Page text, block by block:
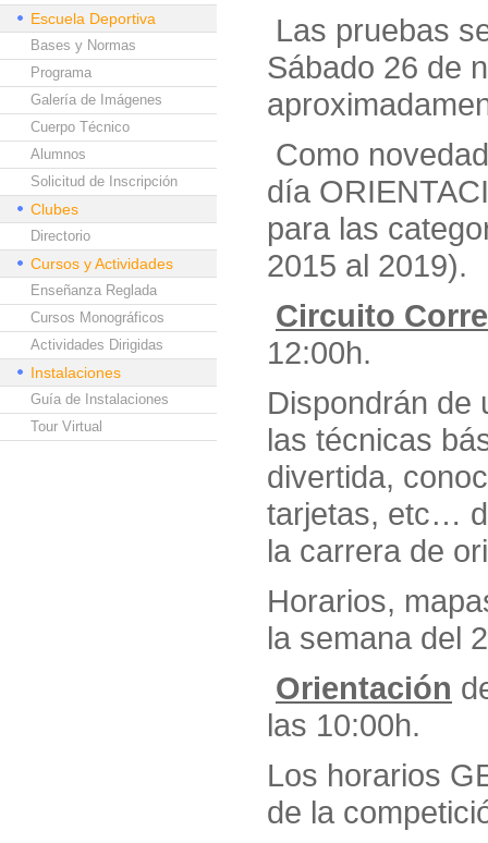
Escuela Deportiva
Bases y Normas
Programa
Galería de Imágenes
Cuerpo Técnico
Alumnos
Solicitud de Inscripción
Clubes
Directorio
Cursos y Actividades
Enseñanza Reglada
Cursos Monográficos
Actividades Dirigidas
Instalaciones
Guía de Instalaciones
Tour Virtual
Las pruebas
Sábado 26 de
Como
día
para las
2015 al 2019).
Circuito
12:00h.
Dispondrán de
las técnicas
divertida,
tarjetas, etc…
la carrera de
Horarios,
la semana del
Orientación
las 10:00h.
Los horarios
de la